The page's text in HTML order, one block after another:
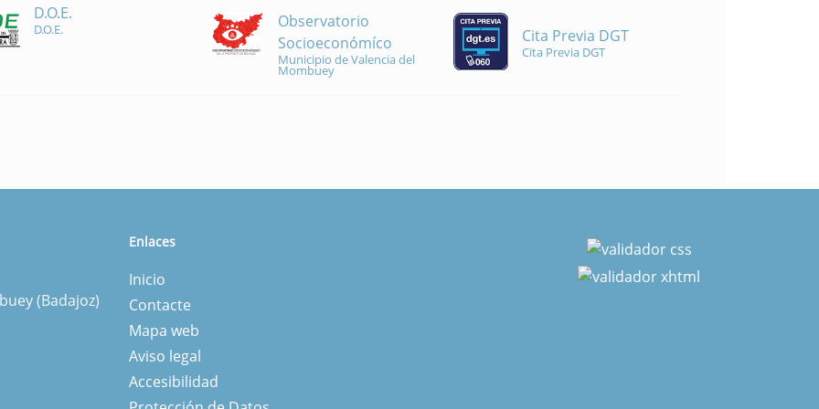
D.O.E.
D.O.E.
Observatorio
Socioeconómíco
Municipio de Valencia del
Mombuey
Cita Previa DGT
Cita Previa DGT
(Badajoz)
Enlaces
Inicio
Contacte
Mapa web
Aviso legal
Accesibilidad